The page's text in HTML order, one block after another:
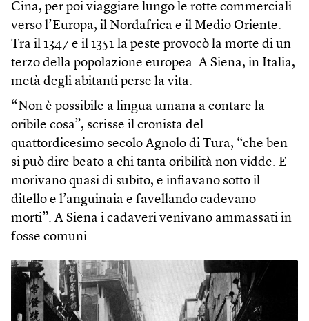
Cina, per poi viaggiare lungo le rotte commerciali
verso l’Europa, il Nordafrica e il Medio Oriente.
Tra il 1347 e il 1351 la peste provocò la morte di un
terzo della popolazione europea. A Siena, in Italia,
metà degli abitanti perse la vita.
“Non è possibile a lingua umana a contare la
oribile cosa”, scrisse il cronista del
quattordicesimo secolo Agnolo di Tura, “che ben
si può dire beato a chi tanta oribilità non vidde. E
morivano quasi di subito, e infiavano sotto il
ditello e l’anguinaia e favellando cadevano
morti”. A Siena i cadaveri venivano ammassati in
fosse comuni.